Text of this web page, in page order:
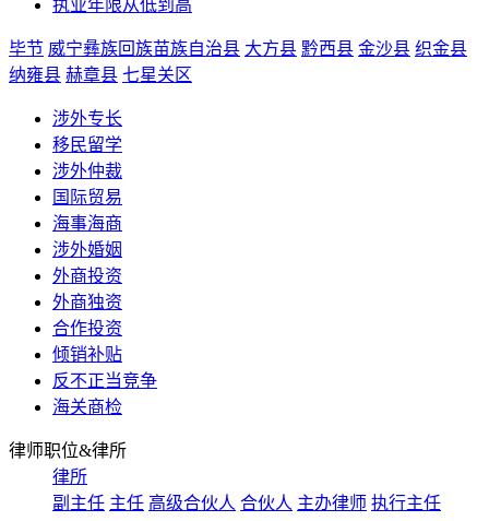
执业年限从低到高
毕节 威宁彝族回族苗族自治县 大方县 黔西县 金沙县 织金县
纳雍县 赫章县 七星关区
涉外专长
移民留学
涉外仲裁
国际贸易
海事海商
涉外婚姻
外商投资
外商独资
合作投资
倾销补贴
反不正当竞争
海关商检
律师职位&律所
律所
副主任 主任 高级合伙人 合伙人 主办律师 执行主任